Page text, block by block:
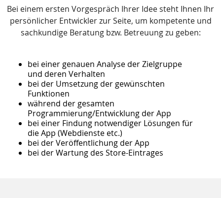
Bei einem ersten Vorgespräch Ihrer Idee steht Ihnen Ihr
persönlicher Entwickler zur Seite, um kompetente und
sachkundige Beratung bzw. Betreuung zu geben:
bei einer genauen Analyse der Zielgruppe
und deren Verhalten
bei der Umsetzung der gewünschten
Funktionen
während der gesamten
Programmierung/Entwicklung der App
bei einer Findung notwendiger Lösungen für
die App (Webdienste etc.)
bei der Veröffentlichung der App
bei der Wartung des Store-Eintrages